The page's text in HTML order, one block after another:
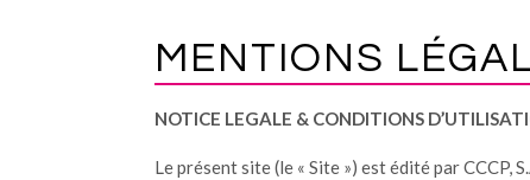
MENTIONS
NOTICE LEGALE & CONDITIONS
Le présent site (le « Site ») est édité par CCCP,